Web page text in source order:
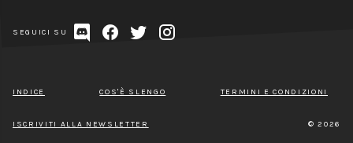
SEGUICI SU
INDICE COS'È SLENGO TERMINI E CONDIZIONI
ISCRIVITI ALLA NEWSLETTER © 2026